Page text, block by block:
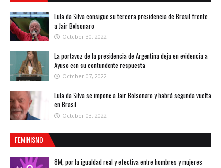
Lula da Silva consigue su tercera presidencia de Brasil frente
a Jair Bolsonaro
October 30, 2022
La portavoz de la presidencia de Argentina deja en evidencia a
Ayuso con su contundente respuesta
October 07, 2022
Lula da Silva se impone a Jair Bolsonaro y habrá segunda vuelta
en Brasil
October 03, 2022
FEMINISMO
8M, por la igualdad real y efectiva entre hombres y mujeres